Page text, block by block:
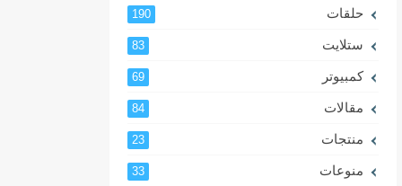
حلقات 190
ستلايت 83
كمبيوتر 69
مقالات 84
منتجات 23
منوعات 33